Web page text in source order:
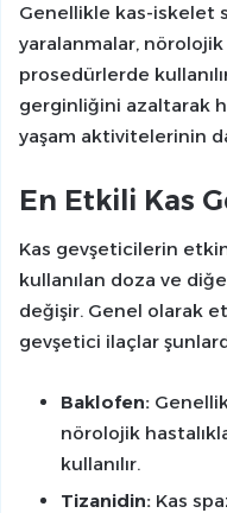
Genellikle kas-iskelet
yaralanmalar,
prosedürlerde
gerginliğini azaltarak
yaşam aktivitelerinin
En Etkili Kas
Kas gevşeticilerin
kullanılan doza ve
değişir. Genel olarak
gevşetici ilaçlar
Baklofen:
nörolojik
kullanılır.
Tizanidin: Kas